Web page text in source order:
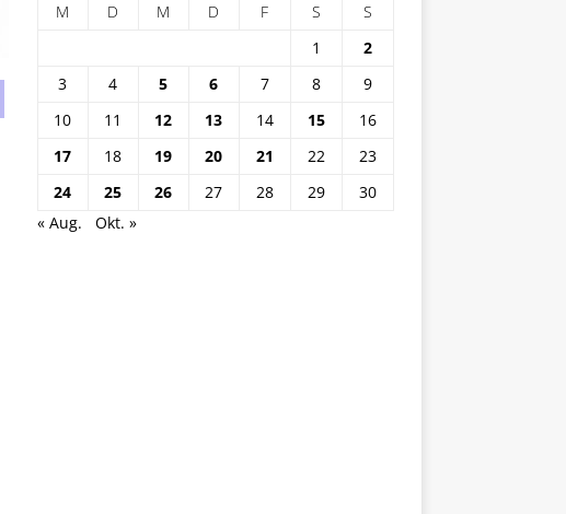
M
D M D F S
S
1
2
3
4 5 6 7 8
9
10
11 12 13 14 15
16
17
18 19 20 21 22
23
24
25 26 27 28 29
30
« Aug.
Okt. »